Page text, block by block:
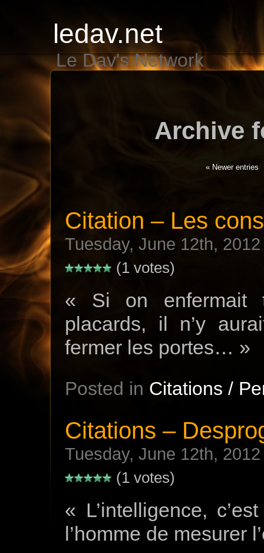
ledav.net
Le Dav's Network
Archive
« Newer entries
Citation – Les
Tuesday, June 12th, 2012
(1 votes)
« Si on enfermait
placards, il n’y
fermer les portes… »
Posted in Citations /
Citations –
Tuesday, June 12th, 2012
(1 votes)
« L’intelligence,
l’homme de mesurer